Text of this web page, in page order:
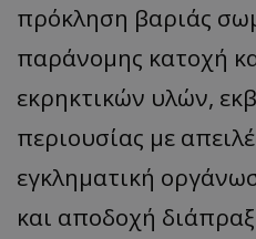
πρόκληση βαριάς
παράνομης κατοχή
εκρηκτικών υλών,
περιουσίας με
εγκληματική
και αποδοχή